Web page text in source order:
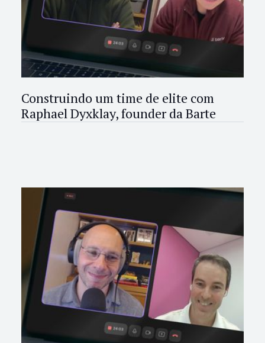
Construindo um time de elite com
Raphael Dyxklay, founder da Barte